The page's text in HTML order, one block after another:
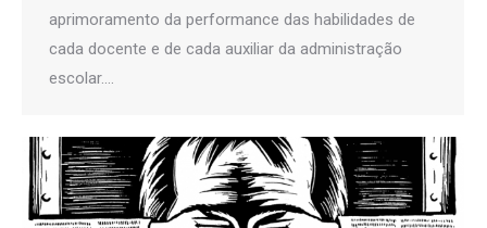
aprimoramento da performance das habilidades de
cada docente e de cada auxiliar da administração
escolar.…